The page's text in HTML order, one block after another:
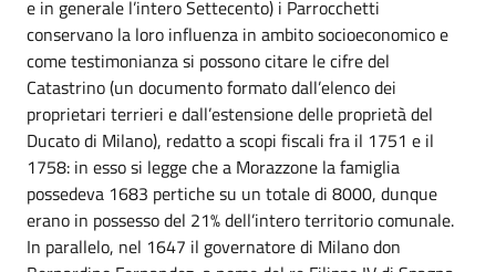
e in generale l’intero Settecento) i Parrocchetti
conservano la loro influenza in ambito socioeconomico e
come testimonianza si possono citare le cifre del
Catastrino (un documento formato dall’elenco dei
proprietari terrieri e dall’estensione delle proprietà del
Ducato di Milano), redatto a scopi fiscali fra il 1751 e il
1758: in esso si legge che a Morazzone la famiglia
possedeva 1683 pertiche su un totale di 8000, dunque
erano in possesso del 21% dell’intero territorio comunale.
In parallelo, nel 1647 il governatore di Milano don